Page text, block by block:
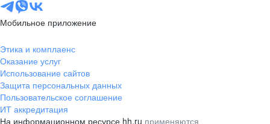
Мобильное приложение
Этика и комплаенс
Оказание услуг
Использование сайтов
Защита персональных данных
Пользовательское соглашение
ИТ аккредитация
На информационном ресурсе hh.ru применяются